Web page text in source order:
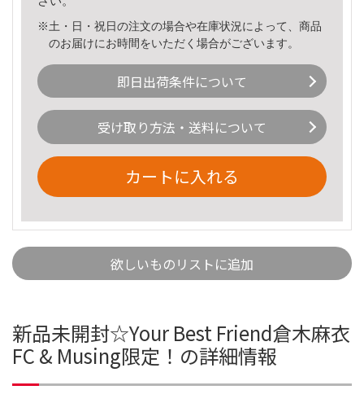
※土・日・祝日の注文の場合や在庫状況によって、商品
のお届けにお時間をいただく場合がございます。
即日出荷条件について
受け取り方法・送料について
カートに入れる
欲しいものリストに追加
新品未開封☆Your Best Friend倉木麻衣
FC & Musing限定！の詳細情報